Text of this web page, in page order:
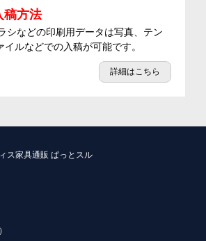
稿方法
シなどの印刷用データは写真、テン
ルなどでの入稿が可能です。
詳細はこちら
ス家具通販 ぱっとスル